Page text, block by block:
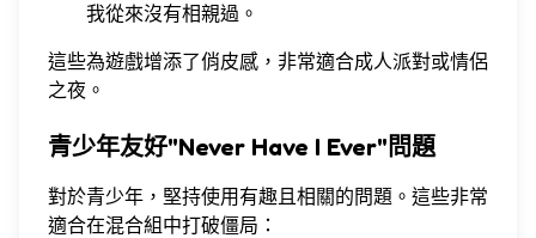
我從來沒有相親過。
這些為遊戲增添了俏皮感，非常適合成人派對或情侶
之夜。
青少年友好"Never Have I Ever"問題
對於青少年，堅持使用有趣且相關的問題。這些非常
適合在混合組中打破僵局：